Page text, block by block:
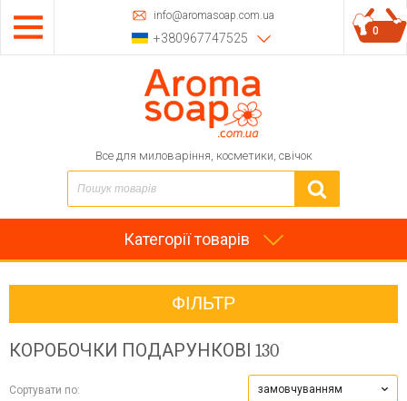
info@aromasoap.com.ua
+380967747525
Все для миловаріння, косметики, свічок
0
Категорії товарів
ФІЛЬТР
КОРОБОЧКИ ПОДАРУНКОВІ 130
Сортувати по: замовчуванням